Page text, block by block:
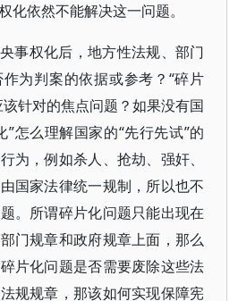
化依然不能解决这一问题。
事权化后，地方性法规、部门
为判案的依据或参考？“碎片
针对的焦点问题？如果没有国
”怎么理解国家的“先行先试”的
为，例如杀人、抢劫、强奸、
国家法律统一规制，所以也不
。所谓碎片化问题只能出现在
门规章和政府规章上面，那么
片化问题是否需要废除这些法
规规章，那该如何实现保障宪